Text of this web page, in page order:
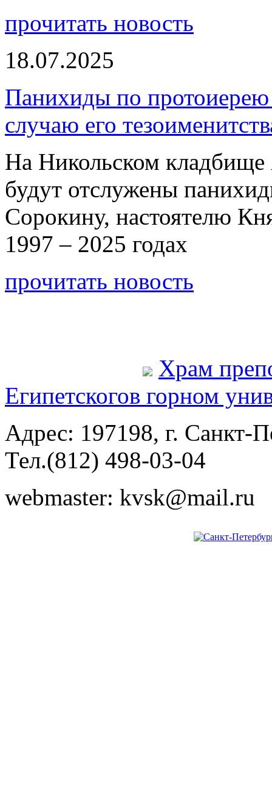
прочитать новость
18.07.2025
Панихиды по
случаю его
На Никольском
будут отслужены
Сорокину, настоятелю
1997 – 2025 годах
прочитать новость
Храм
Египетскогов горном
Адрес: 197198, г. Санкт-
Тел.(812) 498-03-04
webmaster: kvsk@mail.ru